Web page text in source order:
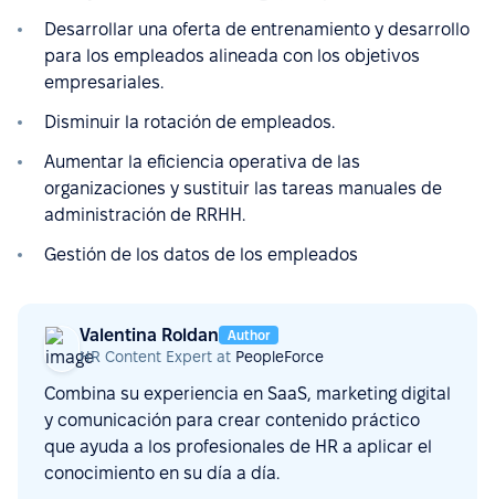
Desarrollar una oferta de entrenamiento y desarrollo
para los empleados alineada con los objetivos
empresariales.
Disminuir la rotación de empleados.
Aumentar la eficiencia operativa de las
organizaciones y sustituir las tareas manuales de
administración de RRHH.
Gestión de los datos de los empleados
Valentina Roldan Author
HR Content Expert at PeopleForce
Combina su experiencia en SaaS, marketing digital
y comunicación para crear contenido práctico
que ayuda a los profesionales de HR a aplicar el
conocimiento en su día a día.